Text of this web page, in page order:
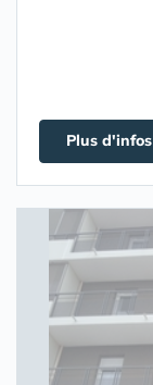
Plus d'infos